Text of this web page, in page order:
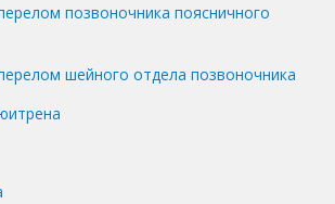
позвоночника поясничного
шейного отдела позвоночника